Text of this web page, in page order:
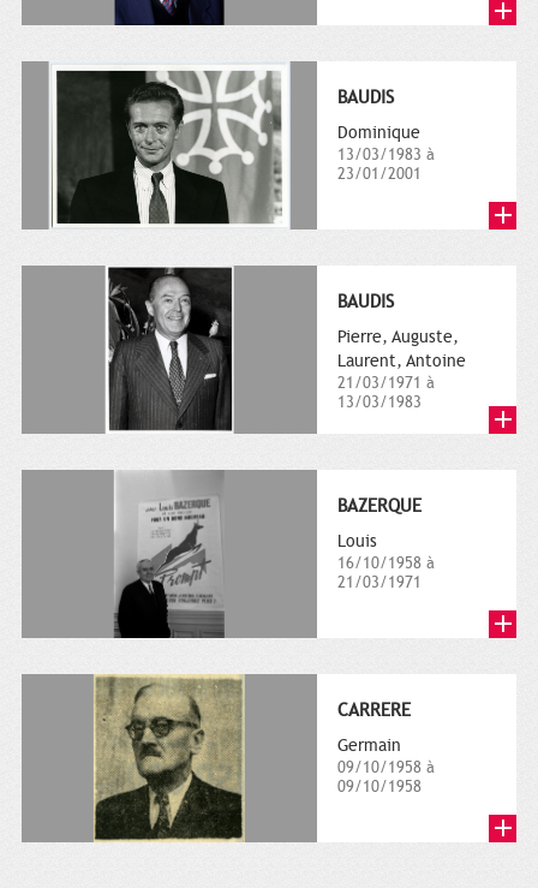
BAUDIS
Dominique
13/03/1983 à
23/01/2001
BAUDIS
Pierre, Auguste,
Laurent, Antoine
21/03/1971 à
13/03/1983
BAZERQUE
Louis
16/10/1958 à
21/03/1971
CARRERE
Germain
09/10/1958 à
09/10/1958